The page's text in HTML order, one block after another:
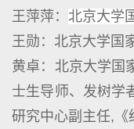
王萍萍： 北京大学
王勋：北京大学国
黄卓：北京大学国
士生导师、发树学
研究中心副主任,《